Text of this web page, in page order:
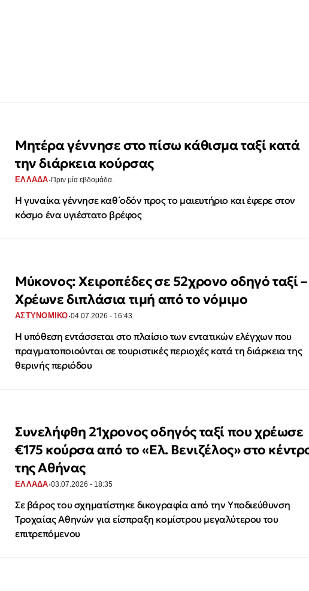
Μητέρα γέννησε στο πίσω κάθισμα ταξί κατά
την διάρκεια κούρσας
ΕΛΛΑΔΑ·Πριν μία εβδομάδα.
Η γυναίκα γέννησε καθ΄οδόν προς το μαιευτήριο και έφερε στον
κόσμο ένα υγιέστατο βρέφος
Μύκονος: Χειροπέδες σε 52χρονο οδηγό ταξί –
Χρέωνε διπλάσια τιμή από το νόμιμο
ΑΣΤΥΝΟΜΙΚΟ·04.07.2026 - 16:43
Η υπόθεση εντάσσεται στο πλαίσιο των εντατικών ελέγχων που
πραγματοποιούνται σε τουριστικές περιοχές κατά τη διάρκεια της
θερινής περιόδου
Συνελήφθη 21χρονος οδηγός ταξί που χρέωσε
€175 κούρσα από το «Ελ. Βενιζέλος» στο
της Αθήνας
ΕΛΛΑΔΑ·03.07.2026 - 18:35
Σε βάρος του σχηματίστηκε δικογραφία από την Υποδιεύθυνση
Τροχαίας Αθηνών για είσπραξη κομίστρου μεγαλύτερου του
επιτρεπόμενου